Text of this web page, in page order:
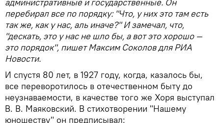
перебирал все по порядку: "Что, у них это там есть
так же, как у нас, аль иначе?" И замечал, что,
"дескать, это у нас не шло бы, а вот это хорошо —
это порядок", пишет Максим Соколов для РИА
Новости.
И спустя 80 лет, в 1927 году, когда, казалось бы,
все переворотилось в отечественном быту до
неузнаваемости, в качестве того же Хоря выступал
В. В. Маяковский. В стихотворении "Нашему
юношеству" он предписывал: